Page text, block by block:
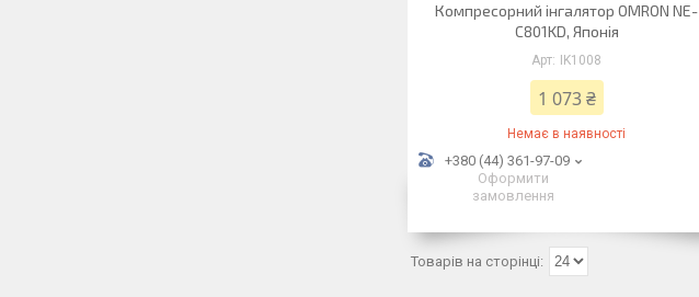
Компресорний інгалятор OMRON NE-
C801KD, Японія
IK1008
1 073 ₴
Немає в наявності
+380 (44) 361-97-09
Оформити
замовлення